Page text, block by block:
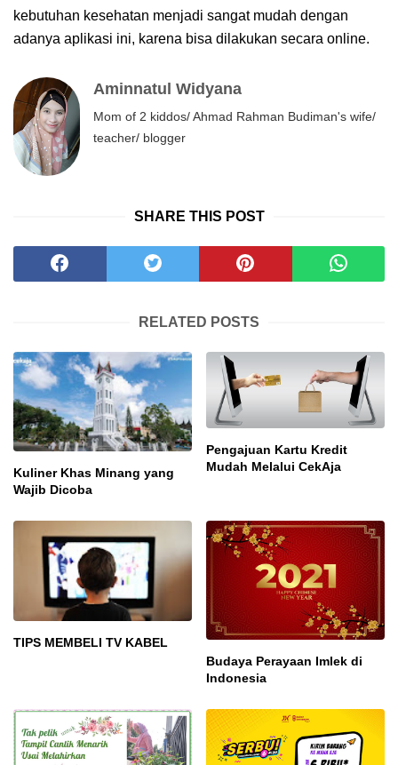
kebutuhan kesehatan menjadi sangat mudah dengan
adanya aplikasi ini, karena bisa dilakukan secara online.
Aminnatul Widyana
Mom of 2 kiddos/ Ahmad Rahman Budiman's wife/
teacher/ blogger
SHARE THIS POST
RELATED POSTS
Kuliner Khas Minang yang
Wajib Dicoba
Pengajuan Kartu Kredit
Mudah Melalui CekAja
TIPS MEMBELI TV KABEL
Budaya Perayaan Imlek di
Indonesia